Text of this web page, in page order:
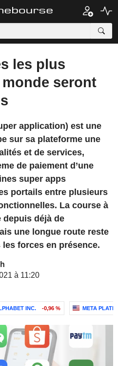
les plus
seront
application) est une
sur sa plateforme une
et de services,
de paiement d’une
super apps
portails entre plusieurs
La course à
depuis déjà de
une longue route reste
forces en présence.
à 11:20
INC. -0,96 % META